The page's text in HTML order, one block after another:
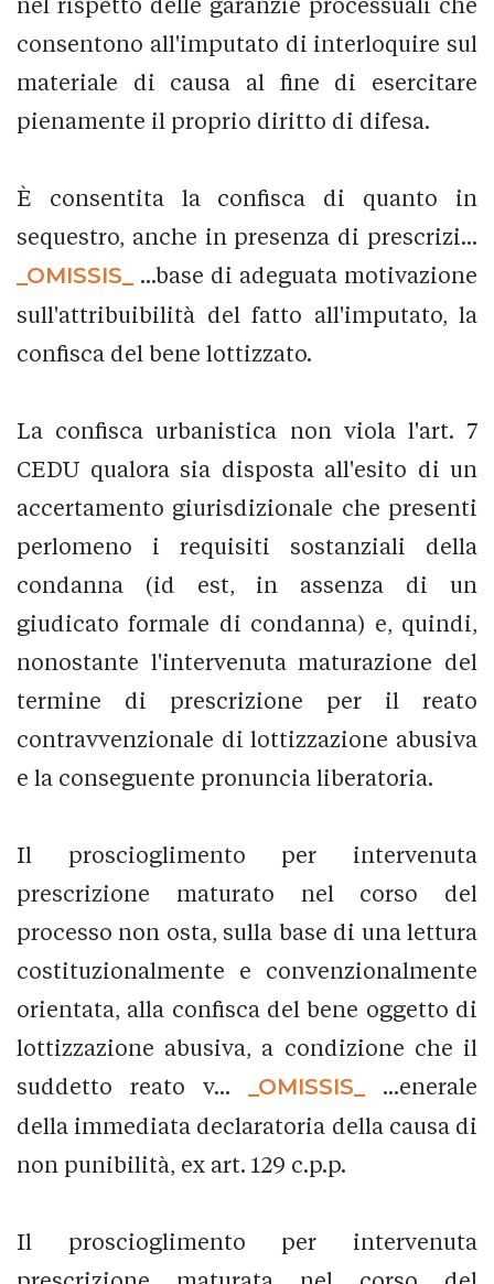
consentono all'imputato di interloquire sul
materiale di causa al fine di esercitare
pienamente il proprio diritto di difesa.
È consentita la confisca di quanto in
sequestro, anche in presenza di prescrizi...
_OMISSIS_
...base di adeguata motivazione
sull'attribuibilità del fatto all'imputato, la
confisca del bene lottizzato.
La confisca urbanistica non viola l'art. 7
CEDU qualora sia disposta all'esito di un
accertamento giurisdizionale che presenti
perlomeno i requisiti sostanziali della
condanna (id est, in assenza di un
giudicato formale di condanna) e, quindi,
nonostante l'intervenuta maturazione del
termine di prescrizione per il reato
contravvenzionale di lottizzazione abusiva
e la conseguente pronuncia liberatoria.
Il proscioglimento per intervenuta
prescrizione maturato nel corso del
processo non osta, sulla base di una lettura
costituzionalmente e convenzionalmente
orientata, alla confisca del bene oggetto di
lottizzazione abusiva, a condizione che il
suddetto reato v...
_OMISSIS_
...enerale
della immediata declaratoria della causa di
non punibilità, ex art. 129 c.p.p.
Il proscioglimento per intervenuta